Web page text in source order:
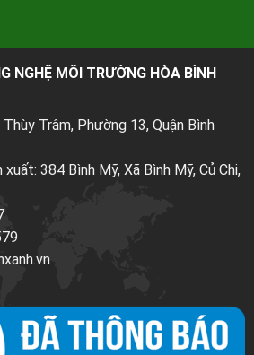
NGHỆ MÔI TRƯỜNG HÒA BÌNH
Trâm, Phường 13, Quận Bình
384 Bình Mỹ, Xã Bình Mỹ, Củ Chi,